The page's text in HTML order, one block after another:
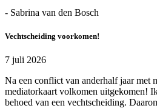
- Sabrina van den Bosch
Vechtscheiding voorkomen!
7 juli 2026
Na een conflict van anderhalf jaar met
mediatorkaart volkomen uitgekomen!
behoed van een vechtscheiding.